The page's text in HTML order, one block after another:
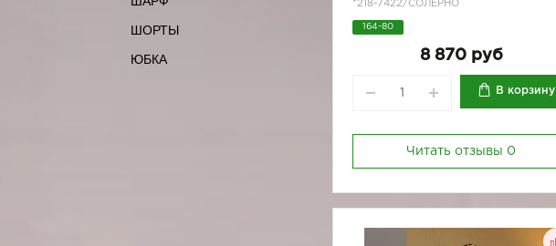
ШОРТЫ
ЮБКА
*218-7422/СОЛЕРНО
164-80
8 870 руб
В корзину
Читать отзывы 0